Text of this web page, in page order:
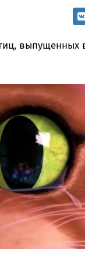
выпущенных